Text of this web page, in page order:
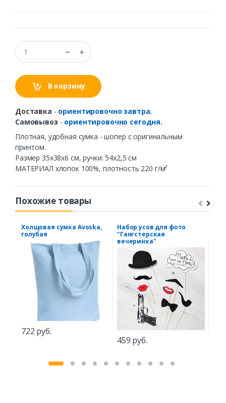
В корзину
Доставка - ориентировочно завтра.
Самовывоз - ориентировочно сегодня.
Плотная, удобная сумка - шопер с оригинальным
принтом.
Размер 35х38х6 см, ручки: 54х2,5 см
МАТЕРИАЛ хлопок 100%, плотность 220 г/м²
Похожие товары
Холщовая сумка Avoska,
голубая
722 руб.
Набор усов для фото
"Гангстерская
вечеринка"
459 руб.